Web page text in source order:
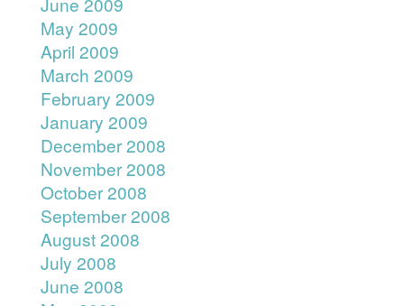
May 2009
April 2009
March 2009
February 2009
January 2009
December 2008
November 2008
October 2008
September 2008
August 2008
July 2008
June 2008